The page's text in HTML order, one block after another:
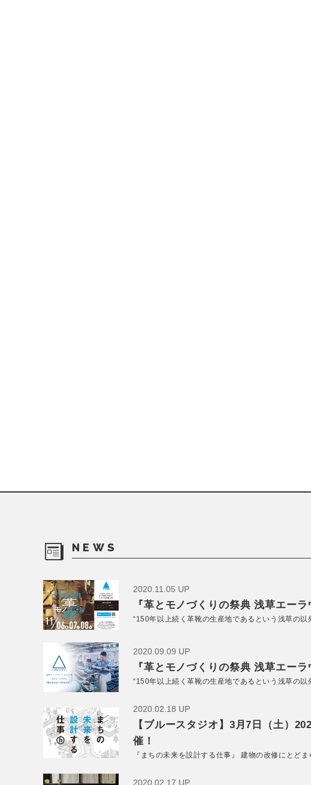
NEWS
2020.11.05 UP
『革とモノづくりの祭典 浅草エー
“150年以上続く革靴の生産地であるという浅草の以
2020.09.09 UP
『革とモノづくりの祭典 浅草エー
“150年以上続く革靴の生産地であるという浅草の以
2020.02.18 UP
【ブルースタジオ】3月7日（土）
催！
『まちの未来を設計する仕事』 建物の改修にとど
2020.02.17 UP